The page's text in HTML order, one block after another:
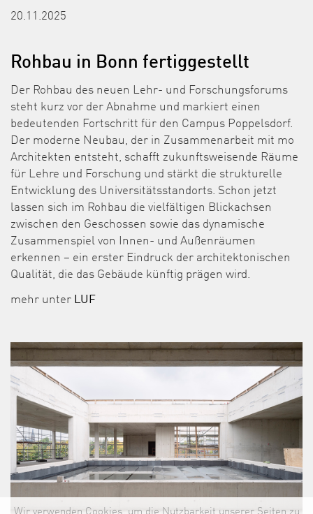
20.11.2025
Rohbau in Bonn fertiggestellt
Der Rohbau des neuen Lehr- und Forschungsforums
steht kurz vor der Abnahme und markiert einen
bedeutenden Fortschritt für den Campus Poppelsdorf.
Der moderne Neubau, der in Zusammenarbeit mit mo
Architekten entsteht, schafft zukunftsweisende Räume
für Lehre und Forschung und stärkt die strukturelle
Entwicklung des Universitätsstandorts. Schon jetzt
lassen sich im Rohbau die vielfältigen Blickachsen
zwischen den Geschossen sowie das dynamische
Zusammenspiel von Innen- und Außenräumen
erkennen – ein erster Eindruck der architektonischen
Qualität, die das Gebäude künftig prägen wird.
mehr unter LUF